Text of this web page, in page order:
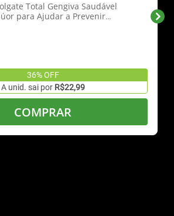
Total Gengiva Saudável
para Ajudar a Prevenir
36% OFF
A unid. sai por R$22,99
COMPRAR